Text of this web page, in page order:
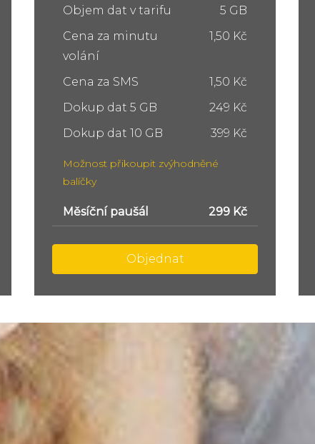
Objem dat v tarifu
10 GB
Cena za minutu
volání
1,50 Kč
Cena za SMS
1,50 Kč
Dokup dat 5 GB
249 Kč
Dokup dat 10 GB
399 Kč
Možnost přikoupit zvýhodněné
balíčky
Měsíční paušál 449 Kč
Objednat